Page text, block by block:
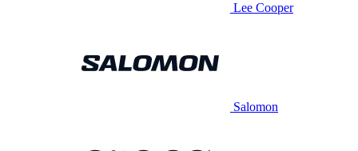
Lee Cooper
Salomon